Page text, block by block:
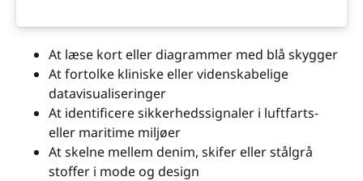
At læse kort eller diagrammer med blå skygger
At fortolke kliniske eller videnskabelige
datavisualiseringer
At identificere sikkerhedssignaler i luftfarts-
eller maritime miljøer
At skelne mellem denim, skifer eller stålgrå
stoffer i mode og design